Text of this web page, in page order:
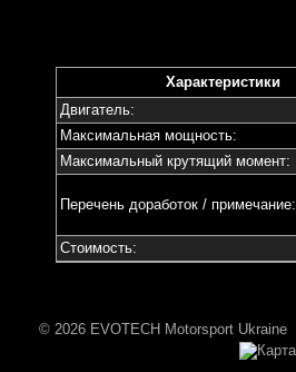
Характеристики
Двигатель:
Максимальная мощность:
Максимальный крутящий момент:
Перечень доработок / примечание:
Стоимость:
© 2026 EVOTECH Motorsport Ukraine